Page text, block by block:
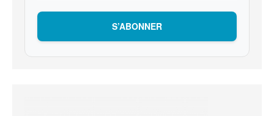
S’ABONNER